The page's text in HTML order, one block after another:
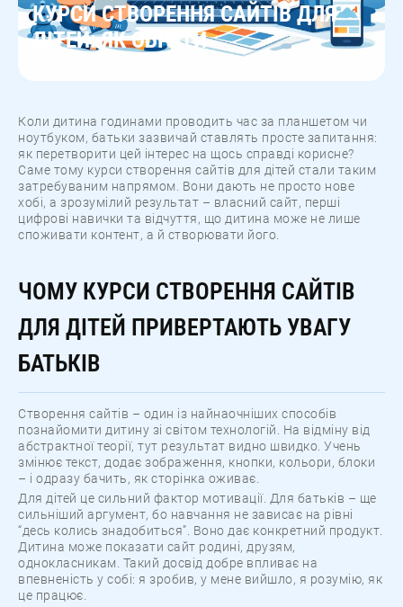
КУРСИ СТВОРЕННЯ САЙТІВ ДЛЯ
ДІТЕЙ: ЯК ОБРАТИ
Автор: IT Future Online
Коли дитина годинами проводить час за планшетом чи
ноутбуком, батьки зазвичай ставлять просте запитання:
як перетворити цей інтерес на щось справді корисне?
Саме тому курси створення сайтів для дітей стали таким
затребуваним напрямом. Вони дають не просто нове
хобі, а зрозумілий результат – власний сайт, перші
цифрові навички та відчуття, що дитина може не лише
споживати контент, а й створювати його.
ЧОМУ КУРСИ СТВОРЕННЯ САЙТІВ
ДЛЯ ДІТЕЙ ПРИВЕРТАЮТЬ УВАГУ
БАТЬКІВ
Створення сайтів – один із найнаочніших способів
познайомити дитину зі світом технологій. На відміну від
абстрактної теорії, тут результат видно швидко. Учень
змінює текст, додає зображення, кнопки, кольори, блоки
– і одразу бачить, як сторінка оживає.
Для дітей це сильний фактор мотивації. Для батьків – ще
сильніший аргумент, бо навчання не зависає на рівні
“десь колись знадобиться”. Воно дає конкретний продукт.
Дитина може показати сайт родині, друзям,
однокласникам. Такий досвід добре впливає на
впевненість у собі: я зробив, у мене вийшло, я розумію, як
це працює.